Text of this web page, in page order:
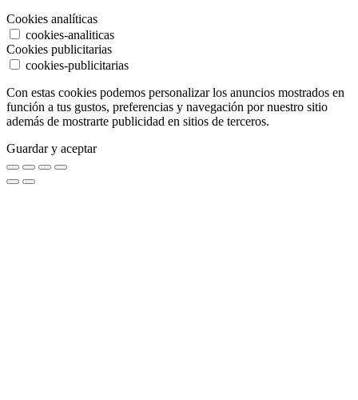
Cookies analíticas
cookies-analiticas
Cookies publicitarias
cookies-publicitarias
Con estas cookies podemos personalizar los anuncios mostrados en
función a tus gustos, preferencias y navegación por nuestro sitio
además de mostrarte publicidad en sitios de terceros.
Guardar y aceptar